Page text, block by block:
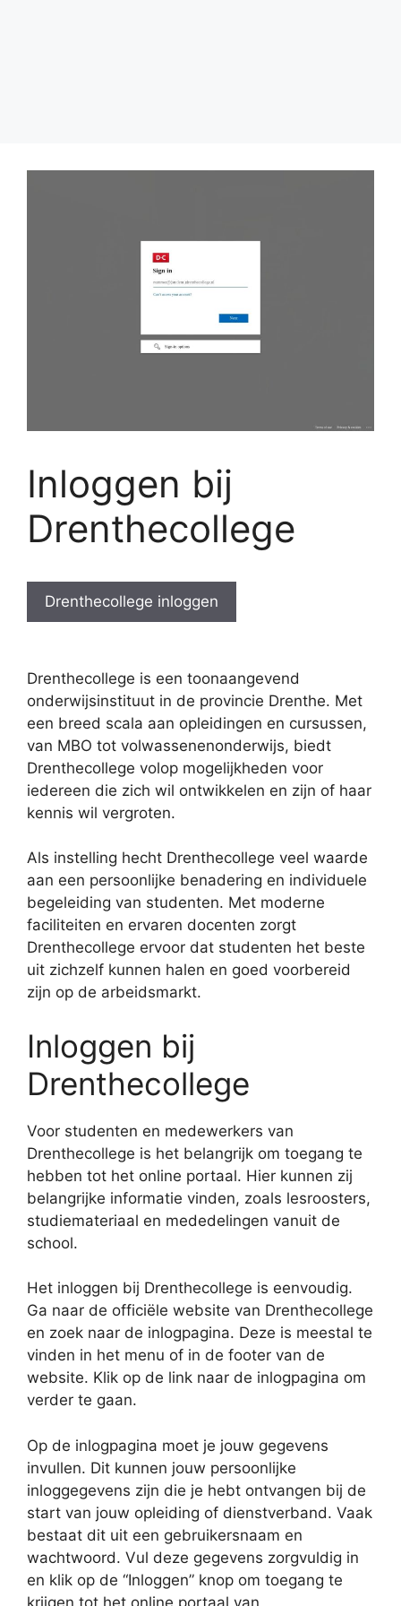
Inloggen bij
Drenthecollege
Drenthecollege inloggen
Drenthecollege is een toonaangevend
onderwijsinstituut in de provincie Drenthe. Met
een breed scala aan opleidingen en cursussen,
van MBO tot volwassenenonderwijs, biedt
Drenthecollege volop mogelijkheden voor
iedereen die zich wil ontwikkelen en zijn of haar
kennis wil vergroten.
Als instelling hecht Drenthecollege veel waarde
aan een persoonlijke benadering en individuele
begeleiding van studenten. Met moderne
faciliteiten en ervaren docenten zorgt
Drenthecollege ervoor dat studenten het beste
uit zichzelf kunnen halen en goed voorbereid
zijn op de arbeidsmarkt.
Inloggen bij
Drenthecollege
Voor studenten en medewerkers van
Drenthecollege is het belangrijk om toegang te
hebben tot het online portaal. Hier kunnen zij
belangrijke informatie vinden, zoals lesroosters,
studiemateriaal en mededelingen vanuit de
school.
Het inloggen bij Drenthecollege is eenvoudig.
Ga naar de officiële website van Drenthecollege
en zoek naar de inlogpagina. Deze is meestal te
vinden in het menu of in de footer van de
website. Klik op de link naar de inlogpagina om
verder te gaan.
Op de inlogpagina moet je jouw gegevens
invullen. Dit kunnen jouw persoonlijke
inloggegevens zijn die je hebt ontvangen bij de
start van jouw opleiding of dienstverband. Vaak
bestaat dit uit een gebruikersnaam en
wachtwoord. Vul deze gegevens zorgvuldig in
en klik op de “Inloggen” knop om toegang te
krijgen tot het online portaal van